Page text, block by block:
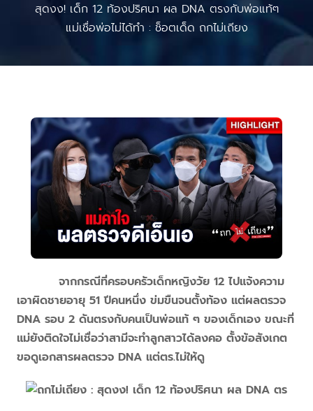
สุดงง! เด็ก 12 ท้องปริศนา ผล DNA ตรงกับพ่อแท้ๆ
แม่เชื่อพ่อไม่ได้ทำ : ช็อตเด็ด ถกไม่เถียง
จากกรณีที่ครอบครัวเด็กหญิงวัย 12 ไปแจ้งความ
เอาผิดชายอายุ 51 ปีคนหนึ่ง ข่มขืนจนตั้งท้อง แต่ผลตรวจ
DNA รอบ 2 ดันตรงกับคนเป็นพ่อแท้ ๆ ของเด็กเอง ขณะที่
แม่ยังติดใจไม่เชื่อว่าสามีจะทำลูกสาวได้ลงคอ ตั้งข้อสังเกต
ขอดูเอกสารผลตรวจ DNA แต่ตร.ไม่ให้ดู